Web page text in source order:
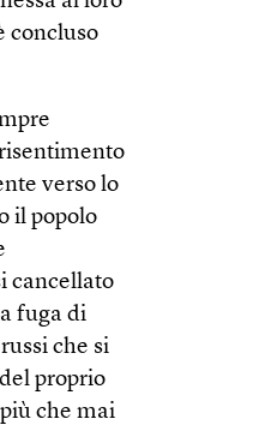
concluso
verso lo
il popolo
cancellato
fuga di
che si
proprio
che mai